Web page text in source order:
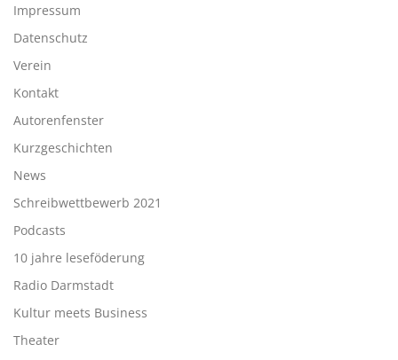
Impressum
Datenschutz
Verein
Kontakt
Autorenfenster
Kurzgeschichten
News
Schreibwettbewerb 2021
Podcasts
10 jahre leseföderung
Radio Darmstadt
Kultur meets Business
Theater